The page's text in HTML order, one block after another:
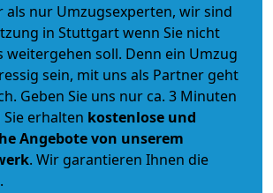
als nur Umzugsexperten, wir sind
in Stuttgart wenn Sie nicht
weitergehen soll. Denn ein Umzug
sein, mit uns als Partner geht
Geben Sie uns nur ca. 3 Minuten
erhalten kostenlose und
Angebote von unserem
. Wir garantieren Ihnen die